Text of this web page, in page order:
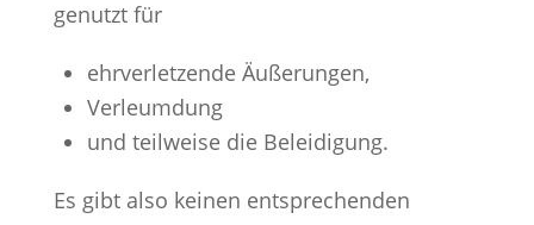
genutzt für
ehrverletzende Äußerungen,
Verleumdung
und teilweise die Beleidigung.
Es gibt also keinen entsprechenden